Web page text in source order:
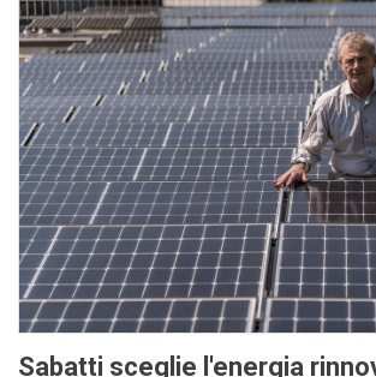
Sabatti sceglie l'energia